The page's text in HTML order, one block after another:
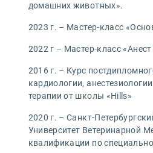
домашних животных».
2023 г. – Мастер-класс
2022 г – Мастер-класс
2016 г. – Курс
кардиологии,
терапии от школы «Hills»
2020 г. – Санкт-
Университет Ветеринарной
квалификации по